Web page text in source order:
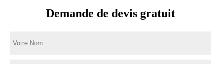
Demande de devis gratuit